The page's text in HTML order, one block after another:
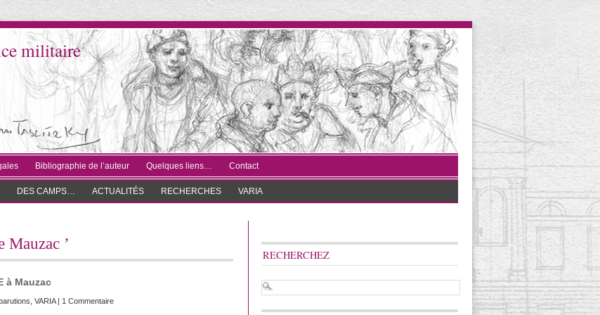
militaire
Bibliographie de l’auteur Quelques liens… Contact
DES CAMPS… ACTUALITÉS RECHERCHES VARIA
Mauzac ’
à Mauzac
VARIA| 1 Commentaire
RECHERCHEZ